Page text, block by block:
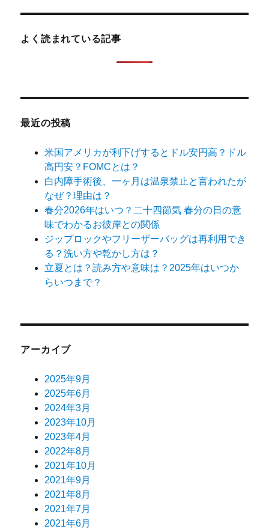
よく読まれている記事
最近の投稿
米国アメリカが利下げするとドル安円高？ドル
高円安？FOMCとは？
白内障手術後、一ヶ月は温泉禁止と言われたが
なぜ？理由は？
春分2026年はいつ？二十四節気 春分の日の意
味でわかるお彼岸との関係
ジップロックやフリーザーバッグは再利用でき
る？洗い方や乾かし方は？
立夏とは？読み方や意味は？2025年はいつか
らいつまで？
アーカイブ
2025年9月
2025年6月
2024年3月
2023年10月
2023年4月
2022年8月
2021年10月
2021年9月
2021年8月
2021年7月
2021年6月